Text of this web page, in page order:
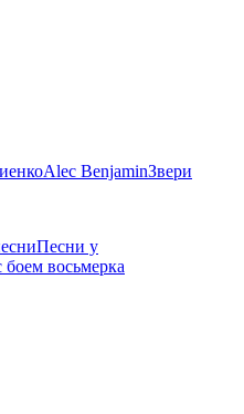
Alec BenjaminЗвери
Песни у
восьмерка